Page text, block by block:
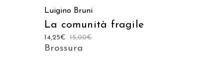
Luigino Bruni
La comunità fragile
15,00€
14,25€
Brossura